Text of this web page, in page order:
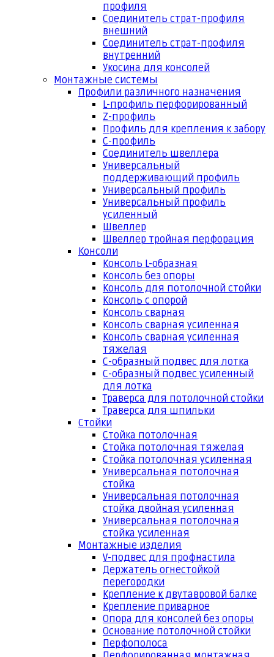
профиля
Соединитель страт-профиля
внешний
Соединитель страт-профиля
внутренний
Укосина для консолей
Монтажные системы
Профили различного назначения
L-профиль перфорированный
Z-профиль
Профиль для крепления к забору
С-профиль
Соединитель швеллера
Универсальный
поддерживающий профиль
Универсальный профиль
Универсальный профиль
усиленный
Швеллер
Швеллер тройная перфорация
Консоли
Консоль L-образная
Консоль без опоры
Консоль для потолочной стойки
Консоль с опорой
Консоль сварная
Консоль сварная усиленная
Консоль сварная усиленная
тяжелая
С-образный подвес для лотка
С-образный подвес усиленный
для лотка
Траверса для потолочной стойки
Траверса для шпильки
Стойки
Стойка потолочная
Стойка потолочная тяжелая
Стойка потолочная усиленная
Универсальная потолочная
стойка
Универсальная потолочная
стойка двойная усиленная
Универсальная потолочная
стойка усиленная
Монтажные изделия
V-подвес для профнастила
Держатель огнестойкой
перегородки
Крепление к двутавровой балке
Крепление приварное
Опора для консолей без опоры
Основание потолочной стойки
Перфополоса